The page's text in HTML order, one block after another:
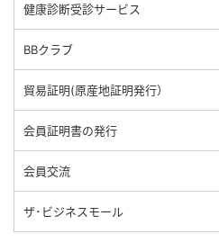
健康診断受診サービス
BBクラブ
貿易証明(原産地証明発行）
会員証明書の発行
会員交流
ザ･ビジネスモール